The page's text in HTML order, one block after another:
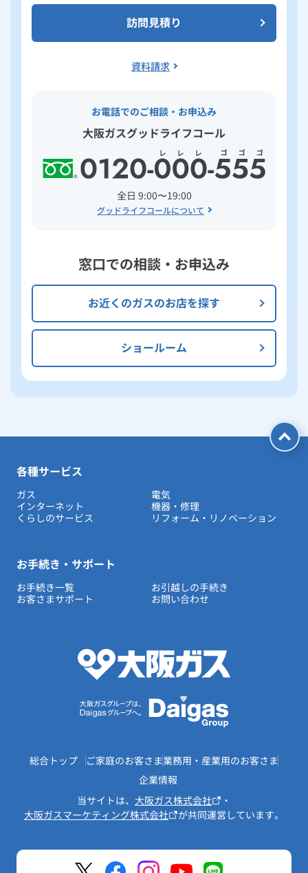
訪問見積り
資料請求
お電話でのご相談・お申込み
大阪ガスグッドライフコール
全日 9:00〜19:00
グッドライフコールについて
窓口での相談・お申込み
お近くのガスのお店を探す
ショールーム
各種サービス
ガス
電気
インターネット
機器・修理
くらしのサービス
リフォーム・リノベーション
お手続き・サポート
お手続き一覧
お引越しの手続き
お客さまサポート
お問い合わせ
総合トップ ご家庭のお客さま業務用・産業用のお客さま
企業情報
当サイトは、 大阪ガス株式会社
・
大阪ガスマーケティング株式会社
が共同運営しています。